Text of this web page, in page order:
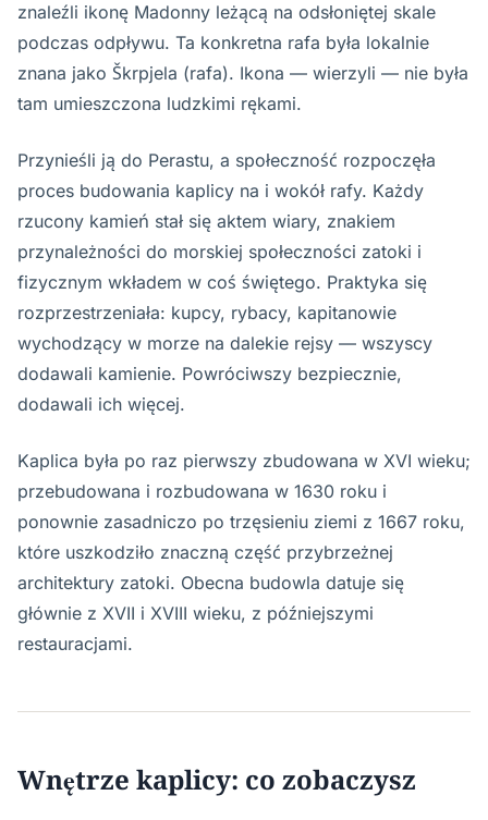
znaleźli ikonę Madonny leżącą na odsłoniętej skale
podczas odpływu. Ta konkretna rafa była lokalnie
znana jako Škrpjela (rafa). Ikona — wierzyli — nie była
tam umieszczona ludzkimi rękami.
Przynieśli ją do Perastu, a społeczność rozpoczęła
proces budowania kaplicy na i wokół rafy. Każdy
rzucony kamień stał się aktem wiary, znakiem
przynależności do morskiej społeczności zatoki i
fizycznym wkładem w coś świętego. Praktyka się
rozprzestrzeniała: kupcy, rybacy, kapitanowie
wychodzący w morze na dalekie rejsy — wszyscy
dodawali kamienie. Powróciwszy bezpiecznie,
dodawali ich więcej.
Kaplica była po raz pierwszy zbudowana w XVI wieku;
przebudowana i rozbudowana w 1630 roku i
ponownie zasadniczo po trzęsieniu ziemi z 1667 roku,
które uszkodziło znaczną część przybrzeżnej
architektury zatoki. Obecna budowla datuje się
głównie z XVII i XVIII wieku, z późniejszymi
restauracjami.
Wnętrze kaplicy: co zobaczysz